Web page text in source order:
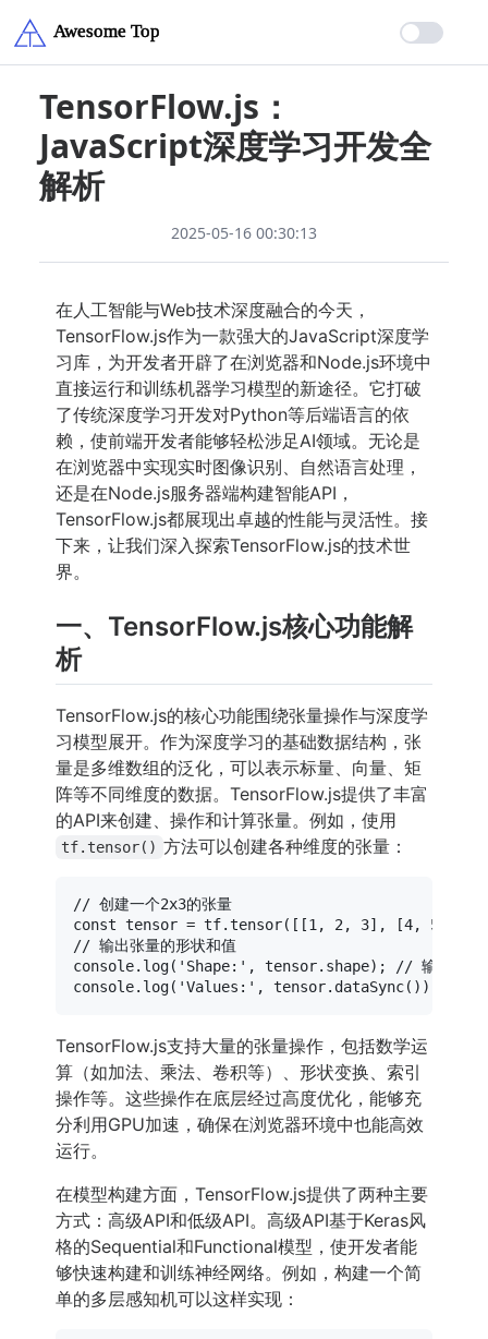
TensorFlow.js：
JavaScript深度学习开发全
解析
2025-05-16 00:30:13
在人工智能与Web技术深度融合的今天，
TensorFlow.js作为一款强大的JavaScript深度学
习库，为开发者开辟了在浏览器和Node.js环境中
直接运行和训练机器学习模型的新途径。它打破
了传统深度学习开发对Python等后端语言的依
赖，使前端开发者能够轻松涉足AI领域。无论是
在浏览器中实现实时图像识别、自然语言处理，
还是在Node.js服务器端构建智能API，
TensorFlow.js都展现出卓越的性能与灵活性。接
下来，让我们深入探索TensorFlow.js的技术世
界。
一、TensorFlow.js核心功能解
析
TensorFlow.js的核心功能围绕张量操作与深度学
习模型展开。作为深度学习的基础数据结构，张
量是多维数组的泛化，可以表示标量、向量、矩
阵等不同维度的数据。TensorFlow.js提供了丰富
的API来创建、操作和计算张量。例如，使用
tf.tensor() 方法可以创建各种维度的张量：
// 创建一个2x3的张量
const tensor = tf.tensor([[1 , 2 , 3], [4, 5
// 输出张量的形状和值
console. log( 'Shape:' , tensor. shape);
// 输出:
console. log( 'Values:' , tensor. dataSync());
TensorFlow.js支持大量的张量操作，包括数学运
算（如加法、乘法、卷积等）、形状变换、索引
操作等。这些操作在底层经过高度优化，能够充
分利用GPU加速，确保在浏览器环境中也能高效
运行。
在模型构建方面，TensorFlow.js提供了两种主要
方式：高级API和低级API。高级API基于Keras风
格的Sequential和Functional模型，使开发者能
够快速构建和训练神经网络。例如，构建一个简
单的多层感知机可以这样实现：